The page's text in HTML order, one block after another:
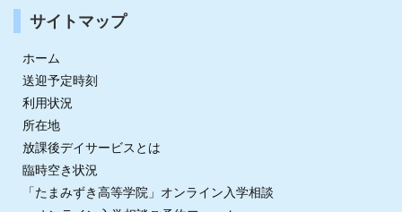
サイトマップ
ホーム
送迎予定時刻
利用状況
所在地
放課後デイサービスとは
臨時空き状況
「たまみずき高等学院」オンライン入学相談